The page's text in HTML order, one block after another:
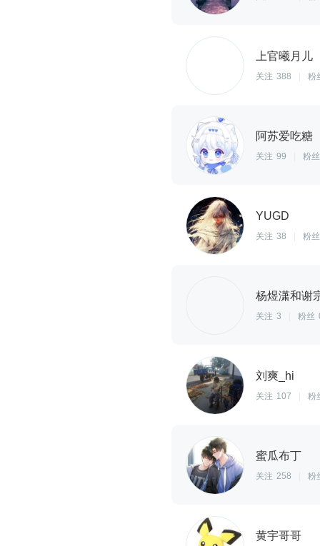
上官曦月儿
关注 388 粉
阿苏爱吃糖
关注 99 粉丝
YUGD
关注 38 粉丝
杨煜潇和谢
关注 3 粉丝
刘爽_hi
关注 107 粉
蜜瓜布丁
关注 258 粉
黄宇哥哥